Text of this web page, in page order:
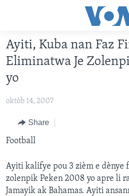
Skip
to
main
content
Skip
to
Navigation
Skip
Search
AYITI
ENTÈNASYONAL
VIDEO
FLASHPOINT IKRÈN
Learning English
SUIV NOU
Ayiti, Kuba nan Faz
Eliminatwa Je
yo
oktòb 14, 2007
Share
Football
Ayiti kalifye pou 3 zièm e dènye
zolenpik Peken 2008 yo apre li
Jamayik ak Bahamas. Ayiti